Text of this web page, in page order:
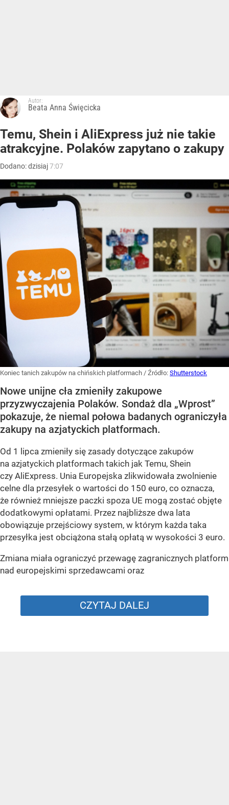
Autor:
Beata Anna Święcicka
Temu, Shein i AliExpress już nie takie
atrakcyjne. Polaków zapytano o zakupy
Dodano:dzisiaj7:07
Koniec tanich zakupów na chińskich platformach / Źródło: Shutterstock
Nowe unijne cła zmieniły zakupowe
przyzwyczajenia Polaków. Sondaż dla „Wprost”
pokazuje, że niemal połowa badanych ograniczyła
zakupy na azjatyckich platformach.
Od 1 lipca zmieniły się zasady dotyczące zakupów
na azjatyckich platformach takich jak Temu, Shein
czy AliExpress. Unia Europejska zlikwidowała zwolnienie
celne dla przesyłek o wartości do 150 euro, co oznacza,
że również mniejsze paczki spoza UE mogą zostać objęte
dodatkowymi opłatami. Przez najbliższe dwa lata
obowiązuje przejściowy system, w którym każda taka
przesyłka jest obciążona stałą opłatą w wysokości 3 euro.
Zmiana miała ograniczyć przewagę zagranicznych platform
nad europejskimi sprzedawcami oraz
CZYTAJ DALEJ